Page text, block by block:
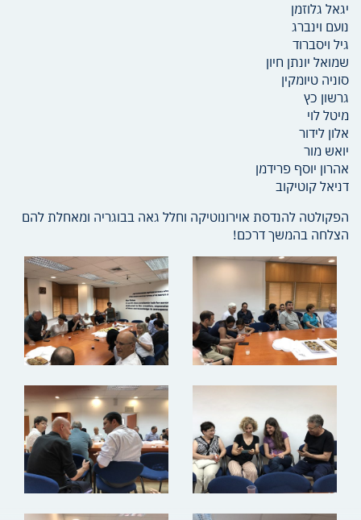
יגאל גלוזמן
נועם וינברג
גיל ויסברוד
שמואל יונתן חיון
סוניה טיומקין
גרשון כץ
מיטל לוי
אלון לידור
יואש מור
אהרון יוסף פרידמן
דניאל קוטיקוב
הפקולטה להנדסת אוירונוטיקה וחלל גאה בבוגריה ומאחלת להם
הצלחה בהמשך דרכם!